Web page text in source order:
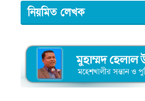
নিয়মিত লেখক